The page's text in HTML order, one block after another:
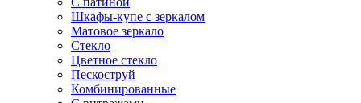
Шкафы-купе с зеркалом
Матовое зеркало
Стекло
Цветное стекло
Пескоструй
Комбинированные